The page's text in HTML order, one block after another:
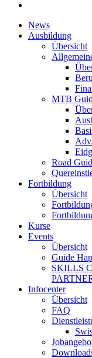
News
Ausbildung
Übersicht
MTB
Road
Fortbildung
Übersicht
Kurse
Events
Übersicht
Guide
SKILLS
Infocenter
Übersicht
FAQ